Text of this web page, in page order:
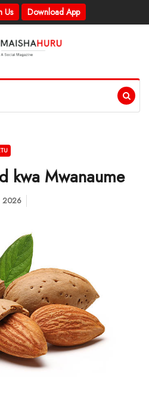
Us Download App
kwa Mwanaume
2026